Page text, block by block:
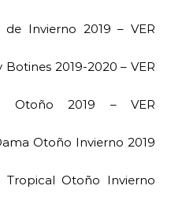
de Invierno 2019 – VER
Botines 2019-2020 – VER
Otoño 2019 – VER
Otoño Invierno 2019
Tropical Otoño Invierno